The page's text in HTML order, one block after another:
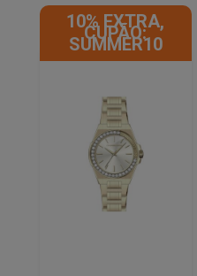
10% EXTRA,
CUPÃO:
SUMMER10